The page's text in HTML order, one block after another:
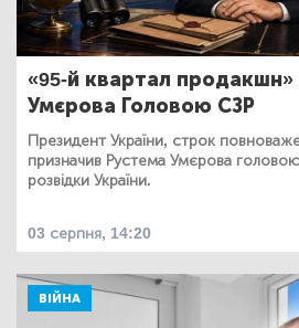
«95-й квартал продакшн»
Умєрова Головою СЗР
Президент України, строк
призначив Рустема Умєрова
розвідки України.
03 серпня, 14:20
ВІЙНА